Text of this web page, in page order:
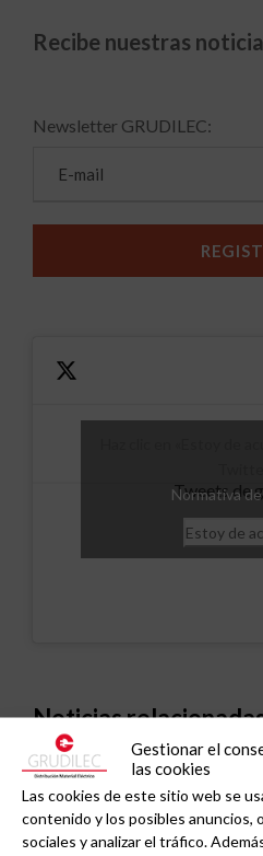
Gestionar el
las cookies
Las cookies de este sitio web se
contenido y los posibles anuncios,
sociales y analizar el tráfico.
Recibe nuestras
Newsletter GRUDILEC:
Tweets de
Normativa
Estoy de
Noticias